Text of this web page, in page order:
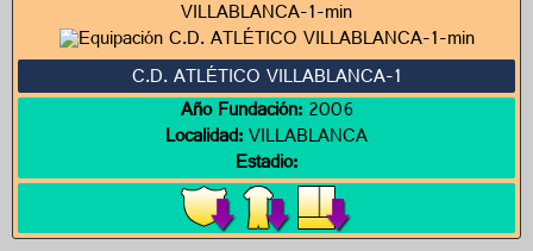
C.D. ATLÉTICO VILLABLANCA-1
Año Fundación:2006
Localidad:VILLABLANCA
Estadio: